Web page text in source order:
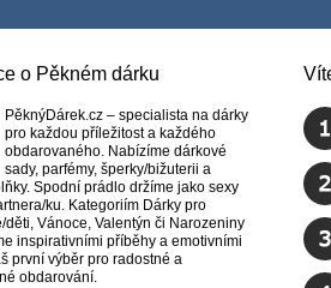
o Pěkném dárku
PěknýDárek.cz – specialista na dárky
pro každou příležitost a každého
obdarovaného. Nabízíme dárkové
sady, parfémy, šperky/bižuterii a
Spodní prádlo držíme jako sexy
ku. Kategoriím Dárky pro
děti, Vánoce, Valentýn či Narozeniny
inspirativními příběhy a emotivními
první výběr pro radostné a
obdarování.